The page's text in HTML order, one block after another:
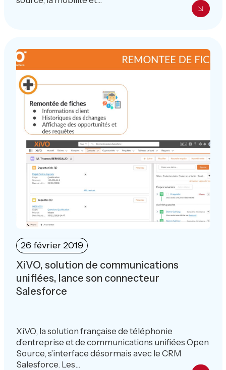
26 février 2019
XiVO, solution de communications
unifiées, lance son connecteur
Salesforce
XiVO, la solution française de téléphonie
d’entreprise et de communications unifiées Open
Source, s’interface désormais avec le CRM
Salesforce. Les...